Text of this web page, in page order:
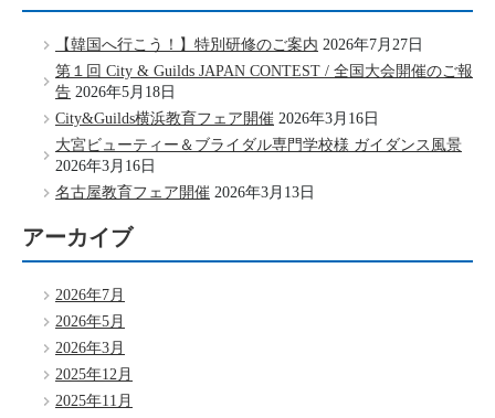
【韓国へ行こう！】特別研修のご案内 2026年7月27日
第１回 City & Guilds JAPAN CONTEST / 全国大会開催のご報
告 2026年5月18日
City&Guilds横浜教育フェア開催 2026年3月16日
大宮ビューティー＆ブライダル専門学校様 ガイダンス風景
2026年3月16日
名古屋教育フェア開催 2026年3月13日
アーカイブ
2026年7月
2026年5月
2026年3月
2025年12月
2025年11月